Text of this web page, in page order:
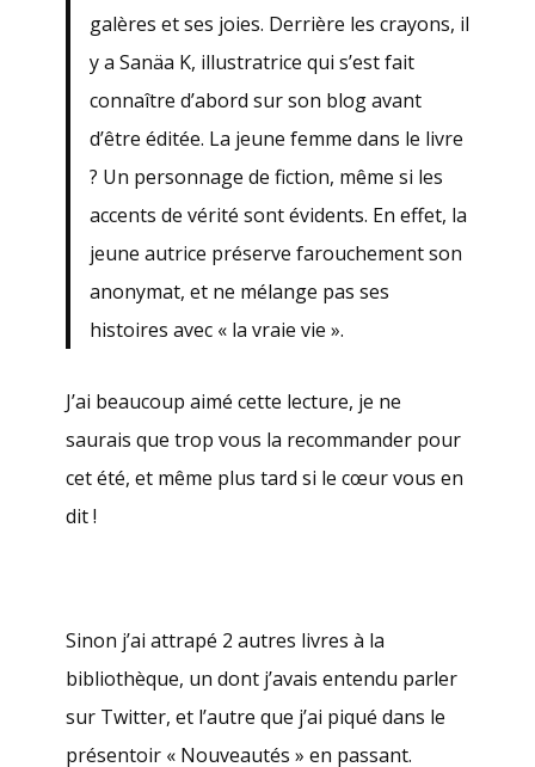
galères et ses joies. Derrière les crayons, il
y a Sanäa K, illustratrice qui s’est fait
connaître d’abord sur son blog avant
d’être éditée. La jeune femme dans le livre
? Un personnage de fiction, même si les
accents de vérité sont évidents. En effet, la
jeune autrice préserve farouchement son
anonymat, et ne mélange pas ses
histoires avec « la vraie vie ».
J’ai beaucoup aimé cette lecture, je ne
saurais que trop vous la recommander pour
cet été, et même plus tard si le cœur vous en
dit !
Sinon j’ai attrapé 2 autres livres à la
bibliothèque, un dont j’avais entendu parler
sur Twitter, et l’autre que j’ai piqué dans le
présentoir « Nouveautés » en passant.